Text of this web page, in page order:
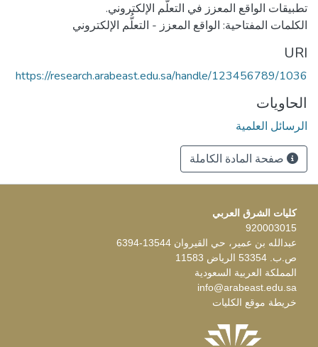
الكلمات المفتاحية: الواقع المعزز - التعلُّم الإلكتروني
URI
https://research.arabeast.edu.sa/handle/123456789/1036
الحاويات
الرسائل العلمية
صفحة المادة الكاملة
كليات الشرق العربي
920003015
عبدالله بن عمير، حي القيروان 13544-6394
ص.ب. 53354 الرياض 11583
المملكة العربية السعودية
info@arabeast.edu.sa
خريطة موقع الكليات